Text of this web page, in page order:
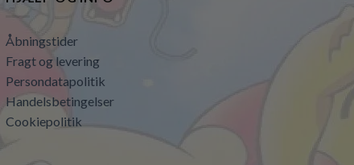
Åbningstider
Fragt og levering
Persondatapolitik
Handelsbetingelser
Cookiepolitik